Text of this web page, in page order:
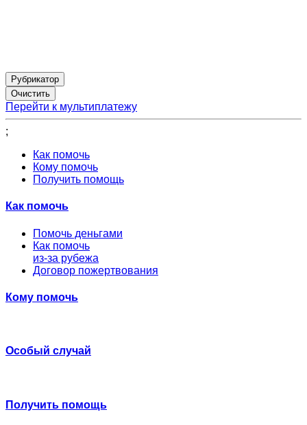
Рубрикатор
Перейти к мультиплатежу
;
Как помочь
Кому помочь
Получить помощь
Как помочь
Помочь деньгами
Как помочь
из-за рубежа
Договор пожертвования
Кому помочь
Особый случай
Получить помощь